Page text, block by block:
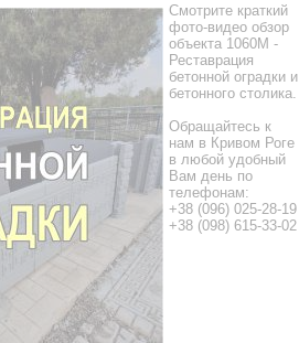
Смотрите краткий
фото-видео обзор
объекта 1060M -
Реставрация
бетонной оградки и
бетонного столика.
Обращайтесь к
нам в Кривом Роге
в любой удобный
Вам день по
телефонам:
+38 (096) 025-28-19
+38 (098) 615-33-02